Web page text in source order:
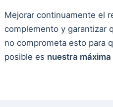
Mejorar continuamente el
complemento y garantizar
no comprometa esto para
posible es nuestra